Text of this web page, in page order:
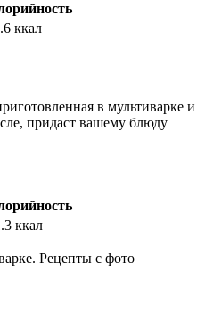
ккал
в мультиварке и
придаст вашему блюду
ккал